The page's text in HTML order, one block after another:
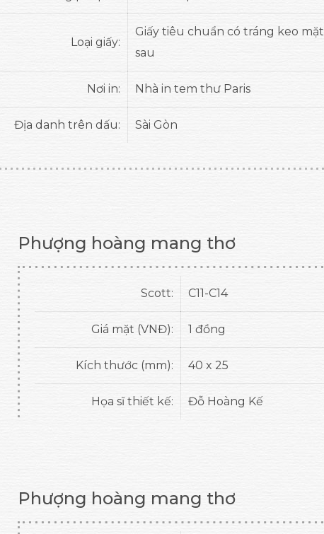
Loại giấy:
Giấy tiêu chuẩn có tráng keo mặt
sau
Nơi in: Nhà in tem thư Paris
Địa danh trên dấu: Sài Gòn
Phượng hoàng mang thơ
Scott: C11-C14
Giá mặt (VNĐ): 1 đồng
Kích thước (mm): 40 x 25
Họa sĩ thiết kế: Đỗ Hoàng Kế
Phượng hoàng mang thơ